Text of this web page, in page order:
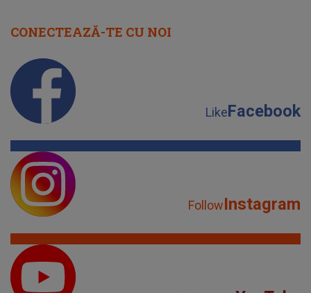
CONECTEAZĂ-TE CU NOI
LikeFacebook
FollowInstagram